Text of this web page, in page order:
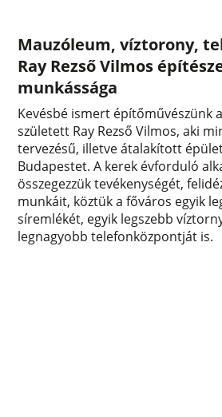
Mauzóleum, víztorony,
Ray Rezső Vilmos
munkássága
Kevésbé ismert építőművészünk
született Ray Rezső Vilmos, aki
tervezésű, illetve átalakított
Budapestet. A kerek évforduló
összegezzük tevékenységét,
munkáit, köztük a főváros egyik
síremlékét, egyik legszebb
legnagyobb telefonközpontját is.